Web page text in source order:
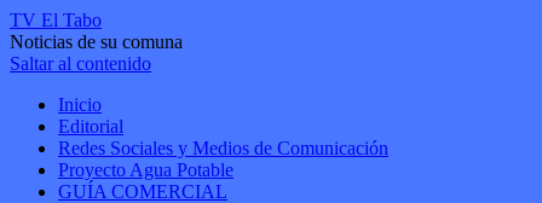
TV El Tabo
Noticias de su comuna
Saltar al contenido
Inicio
Editorial
Redes Sociales y Medios de Comunicación
Proyecto Agua Potable
GUÍA COMERCIAL